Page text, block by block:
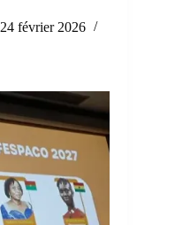
24 février 2026